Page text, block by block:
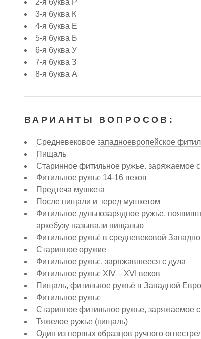
2-я буква Р
3-я буква К
4-я буква Е
5-я буква Б
6-я буква У
7-я буква З
8-я буква А
ВАРИАНТЫ ВОПРОСОВ:
Средневековое западноевропейское
Пищаль
Старинное фитильное ружье, заряжаемое с
Фитильное ружье 14-16 веков
Предтеча мушкета
После пищали и перед мушкетом
Фитильное дульнозарядное ружье,
аркебузу называли пищалью
Фитильное ружьё в средневековой
Старинное оружие
Фитильное ружье, заряжавшееся с дула
Фитильное ружье XIV—XVI веков
Пищаль, фитильное ружьё в Западной
Фитильное ружье
Старинное фитильное ружье, заряжаемое
Тяжелое ружье (пищаль)
Один из первых образцов ручного